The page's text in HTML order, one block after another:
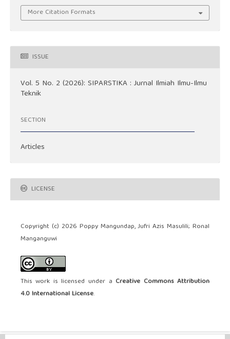
More Citation Formats
ISSUE
Vol. 5 No. 2 (2026): SIPARSTIKA : Jurnal Ilmiah Ilmu-Ilmu
Teknik
SECTION
Articles
LICENSE
Copyright (c) 2026 Poppy Mangundap, Jufri Azis Masulili; Ronal
Manganguwi
This work is licensed under a Creative Commons Attribution
4.0 International License.